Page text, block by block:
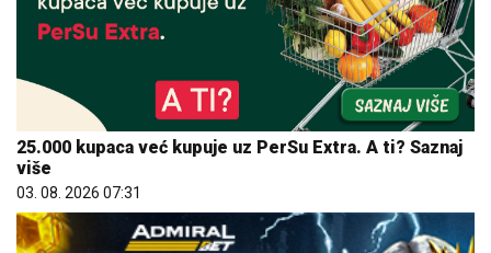
25.000 kupaca već kupuje uz PerSu Extra. A ti? Saznaj
više
03. 08. 2026 07:31